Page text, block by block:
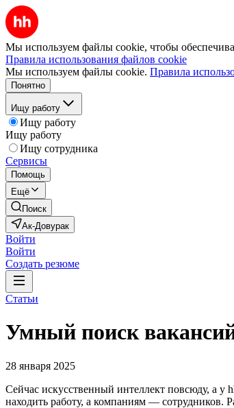
Мы используем файлы cookie, чтобы
Правила использования файлов cookie
Мы используем файлы cookie. Правила
Понятно
Ищу работу
Ищу работу
Ищу работу
Ищу сотрудника
Сервисы
Помощь
Ещё
Поиск
Ак-Довурак
Войти
Войти
Создать резюме
Статьи
Умный поиск
28 января 2025
Сейчас искусственный интеллект повсюду, а у
находить работу, а компаниям — сотрудников.